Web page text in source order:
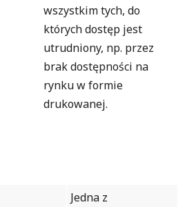
wszystkim tych, do
których dostęp jest
utrudniony, np. przez
brak dostępności na
rynku w formie
drukowanej.
Jedna z